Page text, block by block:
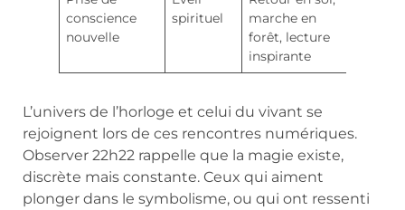
conscience
nouvelle
spirituel
marche en
forêt, lecture
inspirante
L’univers de l’horloge et celui du vivant se
rejoignent lors de ces rencontres numériques.
Observer 22h22 rappelle que la magie existe,
discrète mais constante. Ceux qui aiment
plonger dans le symbolisme, ou qui ont ressenti